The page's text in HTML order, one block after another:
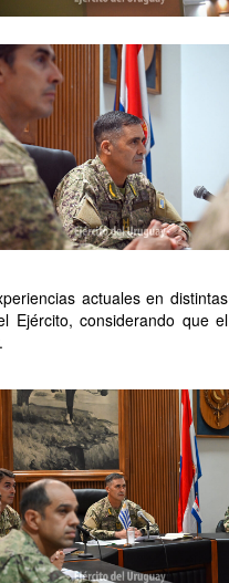
actuales en distintas
Ejército, considerando que el